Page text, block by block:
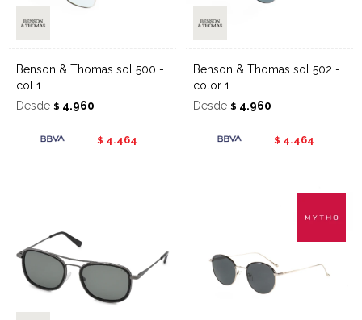
Benson & Thomas sol 500 -
col 1
Desde $ 4.960
$ 4.464
Benson & Thomas sol 502 -
color 1
Desde $ 4.960
$ 4.464